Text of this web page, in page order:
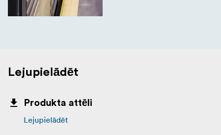
Lejupielādēt
Produkta attēli
Lejupielādēt